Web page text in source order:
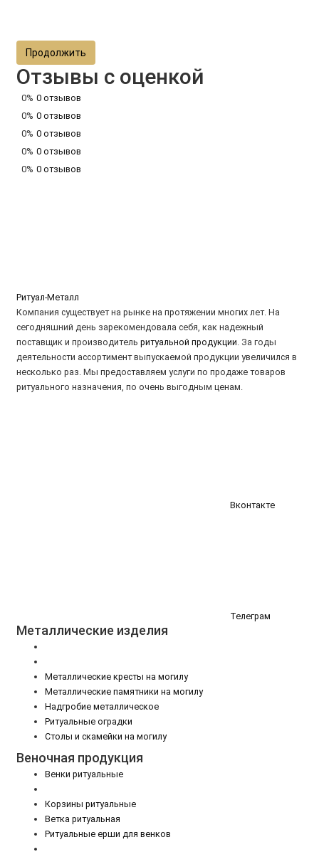
Продолжить
Отзывы с оценкой
0% 0 отзывов
0% 0 отзывов
0% 0 отзывов
0% 0 отзывов
0% 0 отзывов
Ритуал-Металл
Компания существует на рынке на протяжении многих лет. На
сегодняшний день зарекомендовала себя, как надежный
поставщик и производитель ритуальной продукции . За годы
деятельности ассортимент выпускаемой продукции увеличился в
несколько раз. Мы предоставляем услуги по продаже товаров
ритуального назначения, по очень выгодным ценам.
Вконтакте
Телеграм
Металлические изделия
Металлические кресты на могилу
Металлические памятники на могилу
Надгробие металлическое
Ритуальные оградки
Столы и скамейки на могилу
Веночная продукция
Венки ритуальные
Корзины ритуальные
Ветка ритуальная
Ритуальные ерши для венков